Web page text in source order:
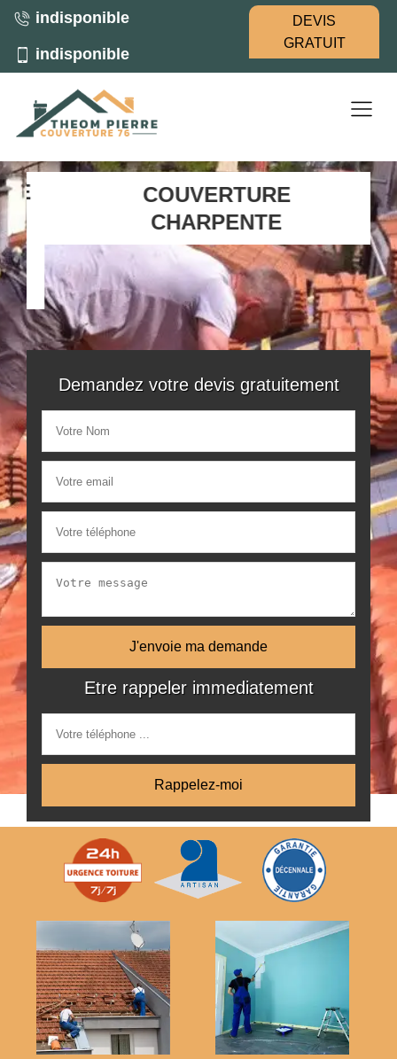
indisponible
indisponible
DEVIS
GRATUIT
COUVERTURE
CHARPENTE
Demandez votre devis gratuitement
Etre rappeler immediatement